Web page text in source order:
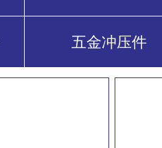
五金冲压件